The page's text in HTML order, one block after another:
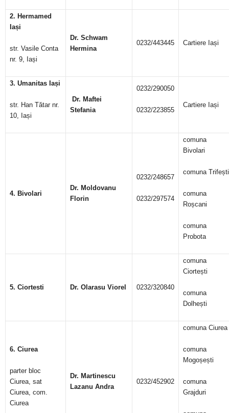
2. Hermamed
Iași
str. Vasile Conta
nr. 9, Iași
Dr. Schwam
Hermina
0232/443445 Cartiere Iași
3. Umanitas Iași
str. Han Tătar nr.
10, Iași
Dr. Maftei
Stefania
0232/290050
0232/223855
Cartiere Iași
4. Bivolari
Dr. Moldovanu
Florin
0232/248657
0232/297574
comuna
Bivolari
comuna Trifești
comuna
Roșcani
comuna
Probota
5. Ciortesti Dr. Olarasu Viorel 0232/320840
comuna
Ciortești
comuna
Dolhești
6. Ciurea
parter bloc
Ciurea, sat
Ciurea, com.
Ciurea
Dr. Martinescu
Lazanu Andra
0232/452902
comuna Ciurea
comuna
Mogoșești
comuna
Grajduri